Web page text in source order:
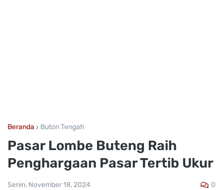
Beranda Buton Tengah
Pasar Lombe Buteng Raih
Penghargaan Pasar Tertib Ukur
Senin, November 18, 2024 0